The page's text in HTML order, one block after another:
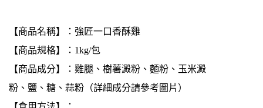
【商品名稱】：強匠一口香酥雞
【商品規格】：1kg/包
【商品成分】：雞腿、樹薯澱粉、麵粉、玉米澱
粉、鹽、糖、蒜粉（詳細成分請參考圖片）